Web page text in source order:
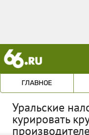
ГЛАВНОЕ
Уральские
курировать